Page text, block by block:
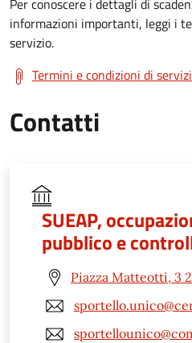
informazioni importanti, leggi i
servizio.
Termini e condizioni di
Contatti
SUEAP,
pubblico e
Piazza Matteotti, 3